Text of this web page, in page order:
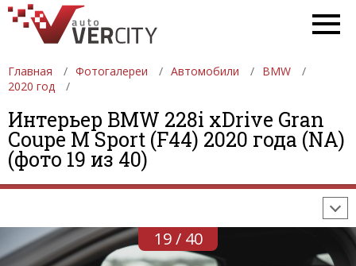
Главная Фотогалереи Автомобили
BMW
2020 год
Интерьер BMW 228i xDrive Gran
Coupe M Sport (F44) 2020 года (NA)
(фото 19 из 40)
ФОТОГАЛЕРЕИ АВТОМОБИЛИ
ДЕВУШКИ
АВТОСАЛОНЫ
ФОРМУЛА-1
19 / 40